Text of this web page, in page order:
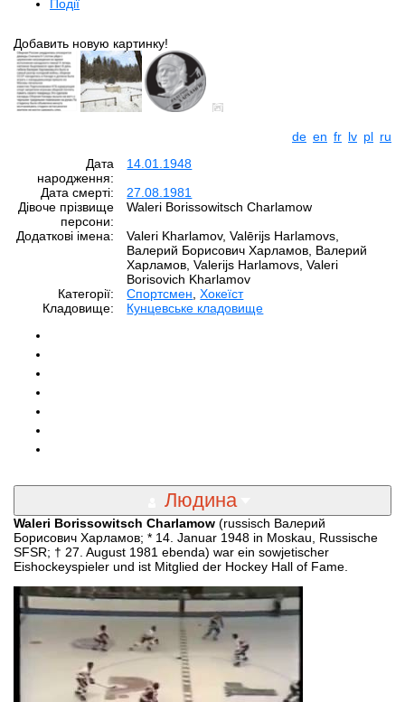
Події
Добавить новую картинку!
de en fr lv pl ru
Дата
народження:
14.01.1948
Дата смерті:
27.08.1981
Дівоче прізвище
персони:
Waleri Borissowitsch Charlamow
Додаткові імена:
Valeri Kharlamov, Valērijs Harlamovs,
Валерий Борисович Харламов, Валерий
Харламов, Valerijs Harlamovs, Valeri
Borisovich Kharlamov
Категорії:
Спортсмен ,Хокеїст
Кладовище:
Кунцевське кладовище
Людина
Waleri Borissowitsch Charlamow (russisch Валерий
Борисович Харламов; * 14. Januar 1948 in Moskau, Russische
SFSR; † 27. August 1981 ebenda) war ein sowjetischer
Eishockeyspieler und ist Mitglied der Hockey Hall of Fame.